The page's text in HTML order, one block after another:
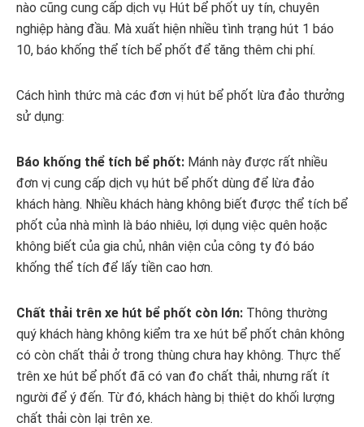
nào cũng cung cấp dịch vụ Hút bể phốt uy tín, chuyên
nghiệp hàng đầu. Mà xuất hiện nhiều tình trạng hút 1 báo
10, báo khống thể tích bể phốt để tăng thêm chi phí.
Cách hình thức mà các đơn vị hút bể phốt lừa đảo thưởng
sử dụng:
Báo khống thể tích bể phốt: Mánh này được rất nhiều
đơn vị cung cấp dịch vụ hút bể phốt dùng để lừa đảo
khách hàng. Nhiều khách hàng không biết được thể tích bể
phốt của nhà mình là báo nhiêu, lợi dụng việc quên hoặc
không biết của gia chủ, nhân viện của công ty đó báo
khống thể tích để lấy tiền cao hơn.
Chất thải trên xe hút bể phốt còn lớn: Thông thường
quý khách hàng không kiểm tra xe hút bể phốt chân không
có còn chất thải ở trong thùng chưa hay không. Thực thế
trên xe hút bể phốt đã có van đo chất thải, nhưng rất ít
người để ý đến. Từ đó, khách hàng bị thiệt do khối lượng
chất thải còn lại trên xe.